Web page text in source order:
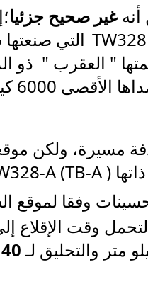
غير صحيح جزئيا
التي صنعتها
" العقرب " ذو
مسيرة، ولكن
وفقا لموقع
وقت الإقلاع
متر والتحليق لـ40